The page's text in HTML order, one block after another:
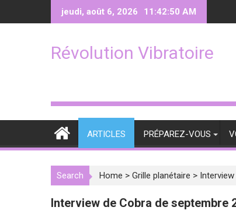
jeudi, août 6, 2026 11:42:51 AM
Révolution Vibratoire
ARTICLES PRÉPAREZ-VOUS
Search Home > Grille planétaire >
Interview de Cobra de septembre